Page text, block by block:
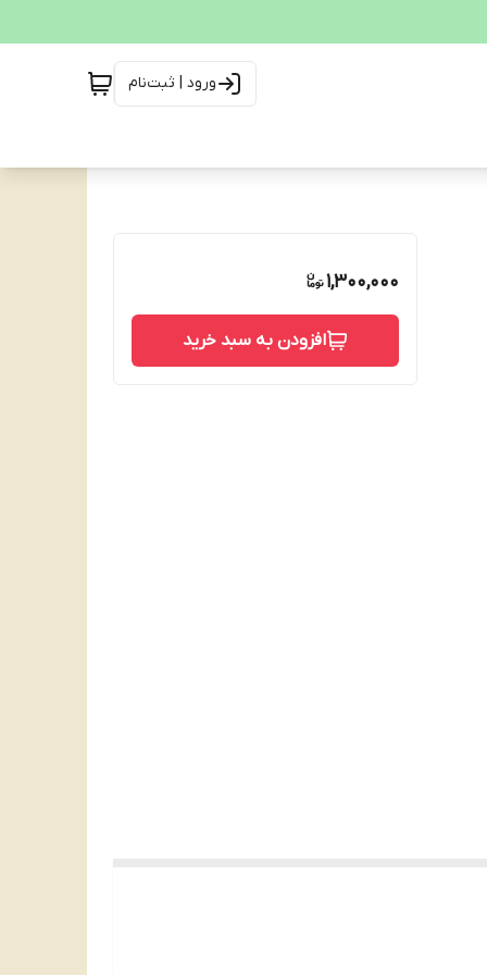
ورود | ثبت‌نام
1,300,000
افزودن به سبد خرید